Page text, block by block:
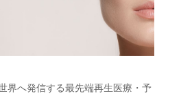
界へ発信する最先端再生医療・予